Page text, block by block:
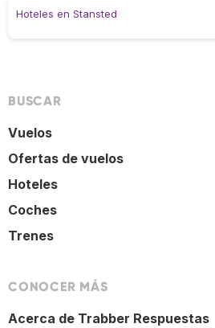
Hoteles en Stansted
BUSCAR
Vuelos
Ofertas de vuelos
Hoteles
Coches
Trenes
CONOCER MÁS
Acerca de Trabber Respuestas